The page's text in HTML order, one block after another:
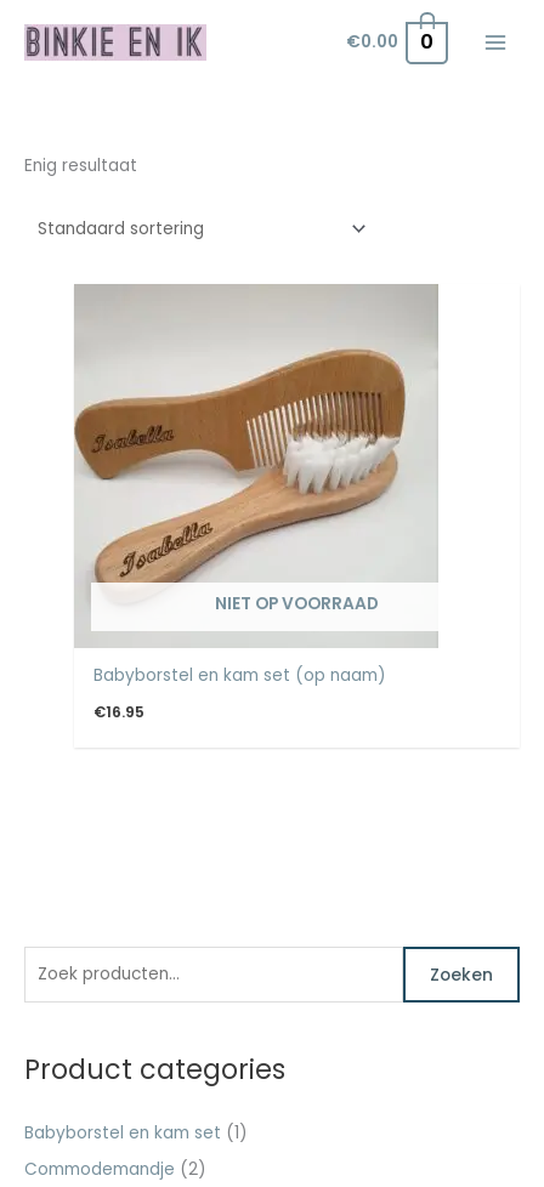
naar
€0.00 0
k
n
n
Zoeken
Product categories
Babyborstel en kam set (1)
Commodemandje (2)
rr
Enig resultaat
NIET OP VOORRAAD
Babyborstel en kam set (op naam)
€16.95